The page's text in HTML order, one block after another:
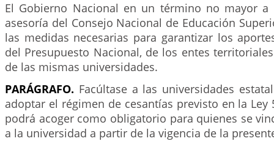
El Gobierno Nacional en un término no mayor
asesoría del Consejo Nacional de Educación
las medidas necesarias para garantizar los
del Presupuesto Nacional, de los entes
de las mismas universidades.
PARÁGRAFO. Facúltase a las universidades
adoptar el régimen de cesantías previsto en la Ley
podrá acoger como obligatorio para quienes se
a la universidad a partir de la vigencia de la